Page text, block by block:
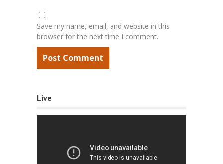
Save my name, email, and website in this
browser for the next time I comment.
Live